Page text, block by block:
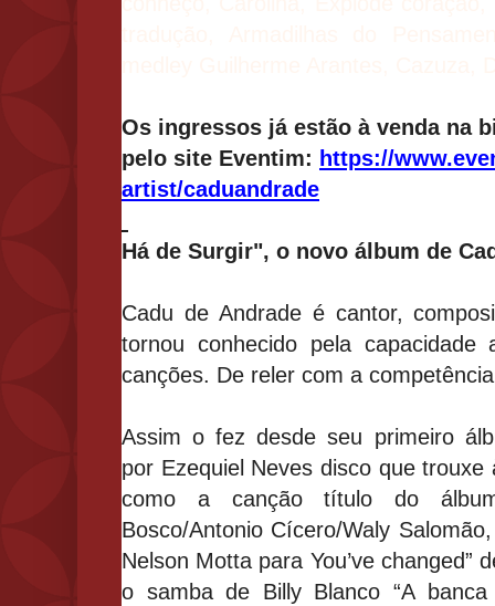
Os ingressos já estão à venda na
pelo site Eventim: https://
artist/caduandrade
Há de Surgir", o novo álbum de
Cadu de Andrade é cantor,
tornou conhecido pela capacidade
canções. De reler com a
Assim ofez desde seu primeiro
por Ezequiel Neves disco que
como a canção título do
Bosco/Antonio Cícero/Waly
Nelson Motta para You’ve changed”
o samba de Billy Blanco “A